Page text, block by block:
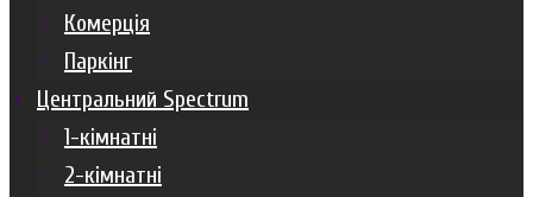
Комерція
Паркінг
Центральний Spectrum
1-кімнатні
2-кімнатні